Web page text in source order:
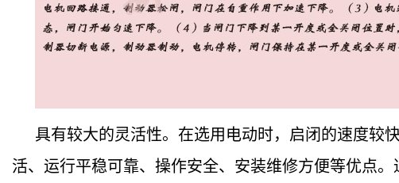
具有较大的灵活性。在选用电动时，启闭的速度较
活、运行平稳可靠、操作安全、安装维修方便等优点